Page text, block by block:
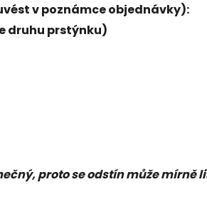
v poznámce objednávky):
druhu prstýnku)
proto se odstín může